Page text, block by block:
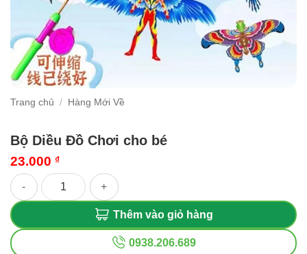
Trang chủ / Hàng Mới Về
Bộ Diều Đồ Chơi cho bé
23.000 ₫
Bộ Diều Đồ Chơi cho bé số lượng
Thêm vào giỏ hàng
0938.206.689